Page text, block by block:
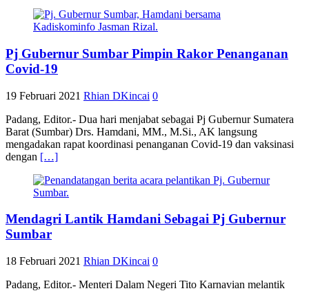
Pj Gubernur Sumbar Pimpin Rakor Penanganan
Covid-19
19 Februari 2021 Rhian DKincai 0
Padang, Editor.- Dua hari menjabat sebagai Pj Gubernur Sumatera
Barat (Sumbar) Drs. Hamdani, MM., M.Si., AK langsung
mengadakan rapat koordinasi penanganan Covid-19 dan vaksinasi
dengan […]
Mendagri Lantik Hamdani Sebagai Pj Gubernur
Sumbar
18 Februari 2021 Rhian DKincai 0
Padang, Editor.- Menteri Dalam Negeri Tito Karnavian melantik